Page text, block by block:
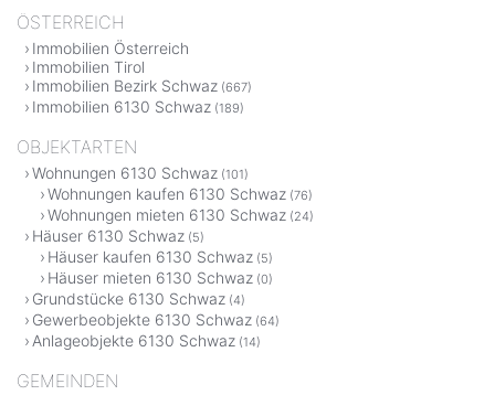
ÖSTERREICH
Immobilien Österreich
Immobilien Tirol
Immobilien Bezirk Schwaz (667)
Immobilien 6130 Schwaz (189)
OBJEKTARTEN
Wohnungen 6130 Schwaz (101)
Wohnungen kaufen 6130 Schwaz (76)
Wohnungen mieten 6130 Schwaz (24)
Häuser 6130 Schwaz (5)
Häuser kaufen 6130 Schwaz (5)
Häuser mieten 6130 Schwaz (0)
Grundstücke 6130 Schwaz (4)
Gewerbeobjekte 6130 Schwaz (64)
Anlageobjekte 6130 Schwaz (14)
GEMEINDEN